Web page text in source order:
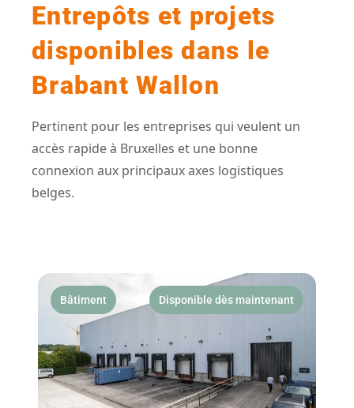
Entrepôts et projets
disponibles dans le
Brabant Wallon
Pertinent pour les entreprises qui veulent un
accès rapide à Bruxelles et une bonne
connexion aux principaux axes logistiques
belges.
Bâtiment Disponible dès maintenant